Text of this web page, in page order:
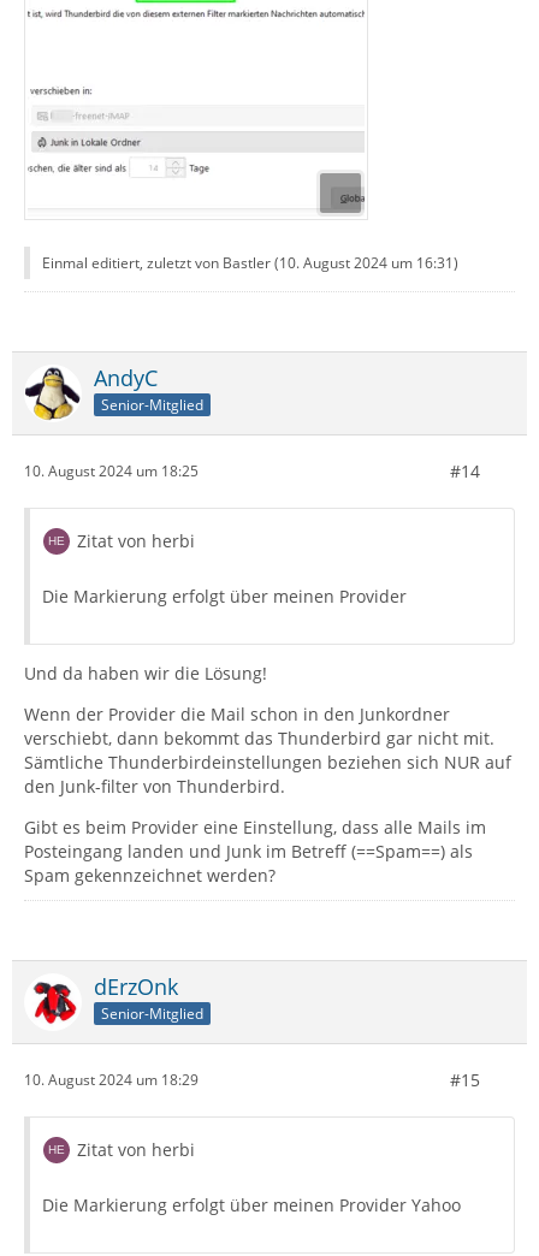
Einmal editiert, zuletzt von Bastler (10. August 2024 um 16:31)
AndyC
Senior-Mitglied
10. August 2024 um 18:25 #14
Zitat von herbi
Die Markierung erfolgt über meinen Provider
Und da haben wir die Lösung!
Wenn der Provider die Mail schon in den Junkordner
verschiebt, dann bekommt das Thunderbird gar nicht mit.
Sämtliche Thunderbirdeinstellungen beziehen sich NUR auf
den Junk-filter von Thunderbird.
Gibt es beim Provider eine Einstellung, dass alle Mails im
Posteingang landen und Junk im Betreff (==Spam==) als
Spam gekennzeichnet werden?
dErzOnk
Senior-Mitglied
10. August 2024 um 18:29 #15
Zitat von herbi
Die Markierung erfolgt über meinen Provider Yahoo